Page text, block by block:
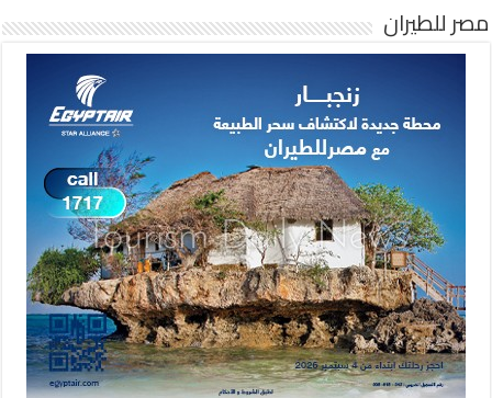
مصر للطيران